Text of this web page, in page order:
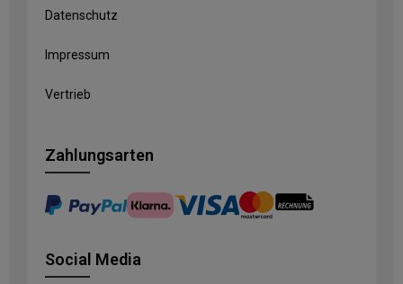
Datenschutz
Impressum
Vertrieb
Zahlungsarten
Social Media